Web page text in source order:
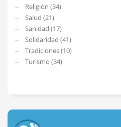
Religión (34)
Salud (21)
Sanidad (17)
Solidaridad (41)
Tradiciones (10)
Turismo (34)